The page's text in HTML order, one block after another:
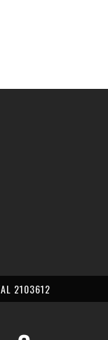
2103612